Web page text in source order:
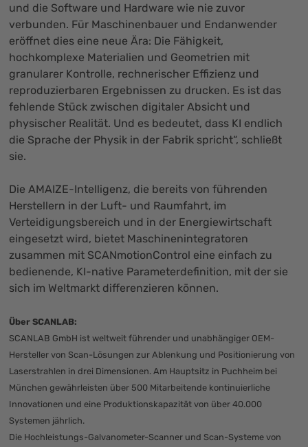
und die Software und Hardware wie nie zuvor
verbunden. Für Maschinenbauer und Endanwender
eröffnet dies eine neue Ära: Die Fähigkeit,
hochkomplexe Materialien und Geometrien mit
granularer Kontrolle, rechnerischer Effizienz und
reproduzierbaren Ergebnissen zu drucken. Es ist das
fehlende Stück zwischen digitaler Absicht und
physischer Realität. Und es bedeutet, dass KI endlich
die Sprache der Physik in der Fabrik spricht“, schließt
sie.
Die AMAIZE-Intelligenz, die bereits von führenden
Herstellern in der Luft- und Raumfahrt, im
Verteidigungsbereich und in der Energiewirtschaft
eingesetzt wird, bietet Maschinenintegratoren
zusammen mit SCANmotionControl eine einfach zu
bedienende, KI-native Parameterdefinition, mit der sie
sich im Weltmarkt differenzieren können.
Über SCANLAB:
SCANLAB GmbH ist weltweit führender und unabhängiger OEM-
Hersteller von Scan-Lösungen zur Ablenkung und Positionierung von
Laserstrahlen in drei Dimensionen. Am Hauptsitz in Puchheim bei
München gewährleisten über 500 Mitarbeitende kontinuierliche
Innovationen und eine Produktionskapazität von über 40.000
Systemen jährlich.
Die Hochleistungs-Galvanometer-Scanner und Scan-Systeme von